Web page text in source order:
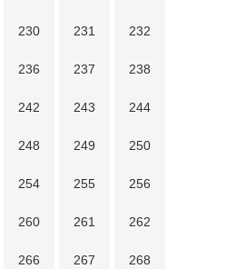
230 231 232
236 237 238
242 243 244
248 249 250
254 255 256
260 261 262
266 267 268